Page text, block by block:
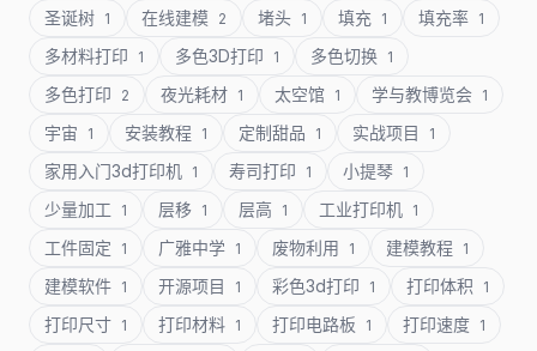
圣诞树 1 在线建模 2 堵头 1 填充 1 填充率 1
多材料打印 1 多色3D打印 1 多色切换 1
多色打印 2 夜光耗材 1 太空馆 1 学与教博览会 1
宇宙 1 安装教程 1 定制甜品 1 实战项目 1
家用入门3d打印机 1 寿司打印 1 小提琴 1
少量加工 1 层移 1 层高 1 工业打印机 1
工件固定 1 广雅中学 1 废物利用 1 建模教程 1
建模软件 1 开源项目 1 彩色3d打印 1 打印体积 1
打印尺寸 1 打印材料 1 打印电路板 1 打印速度 1